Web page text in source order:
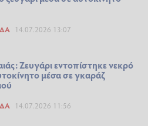
14.07.2026 13:07
Ζευγάρι εντοπίστηκε νεκρό
μέσα σε γκαράζ
14.07.2026 11:56